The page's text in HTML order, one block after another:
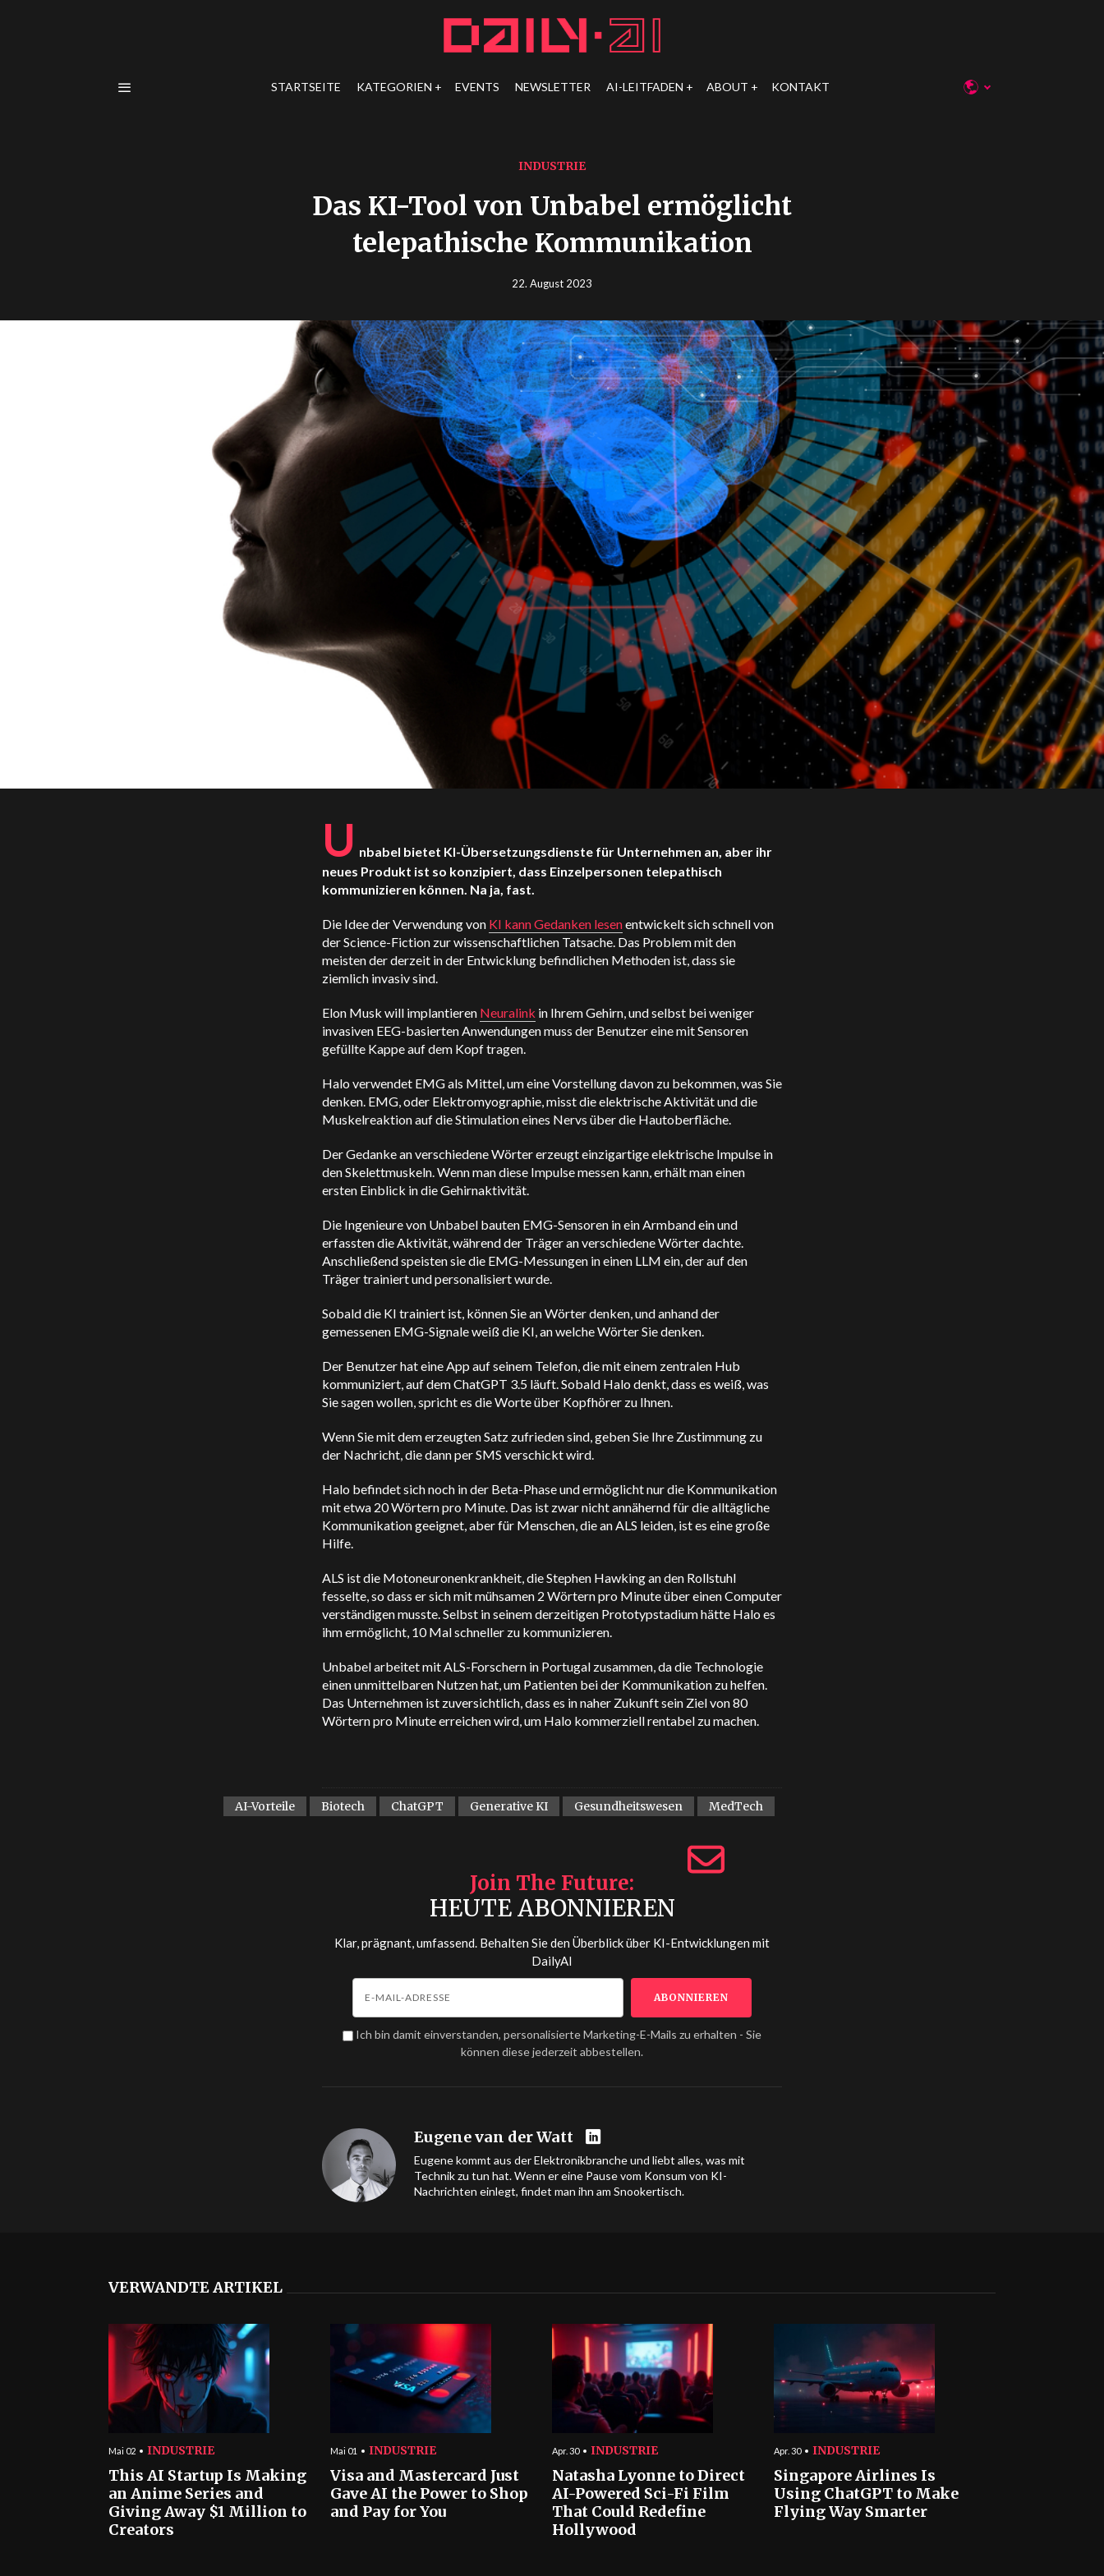
STARTSEITE KATEGORIEN EVENTS NEWSLETTER AI-LEITFADEN ABOUT KONTAKT
INDUSTRIE
Das KI-Tool von Unbabel ermöglicht
telepathische Kommunikation
22. August 2023
U nbabel bietet KI-Übersetzungsdienste für Unternehmen an, aber ihr
neues Produkt ist so konzipiert, dass Einzelpersonen telepathisch
kommunizieren können. Na ja, fast.
Die Idee der Verwendung von KI kann Gedanken lesenentwickelt sich schnell von
der Science-Fiction zur wissenschaftlichen Tatsache. Das Problem mit den
meisten der derzeit in der Entwicklung befindlichen Methoden ist, dass sie
ziemlich invasiv sind.
Elon Musk will implantieren Neuralink in Ihrem Gehirn, und selbst bei weniger
invasiven EEG-basierten Anwendungen muss der Benutzer eine mit Sensoren
gefüllte Kappe auf dem Kopf tragen.
Halo verwendet EMG als Mittel, um eine Vorstellung davon zu bekommen, was Sie
denken. EMG, oder Elektromyographie, misst die elektrische Aktivität und die
Muskelreaktion auf die Stimulation eines Nervs über die Hautoberfläche.
Der Gedanke an verschiedene Wörter erzeugt einzigartige elektrische Impulse in
den Skelettmuskeln. Wenn man diese Impulse messen kann, erhält man einen
ersten Einblick in die Gehirnaktivität.
Die Ingenieure von Unbabel bauten EMG-Sensoren in ein Armband ein und
erfassten die Aktivität, während der Träger an verschiedene Wörter dachte.
Anschließend speisten sie die EMG-Messungen in einen LLM ein, der auf den
Träger trainiert und personalisiert wurde.
Sobald die KI trainiert ist, können Sie an Wörter denken, und anhand der
gemessenen EMG-Signale weiß die KI, an welche Wörter Sie denken.
Der Benutzer hat eine App auf seinem Telefon, die mit einem zentralen Hub
kommuniziert, auf dem ChatGPT 3.5 läuft. Sobald Halo denkt, dass es weiß, was
Sie sagen wollen, spricht es die Worte über Kopfhörer zu Ihnen.
Wenn Sie mit dem erzeugten Satz zufrieden sind, geben Sie Ihre Zustimmung zu
der Nachricht, die dann per SMS verschickt wird.
Halo befindet sich noch in der Beta-Phase und ermöglicht nur die Kommunikation
mit etwa 20 Wörtern pro Minute. Das ist zwar nicht annähernd für die alltägliche
Kommunikation geeignet, aber für Menschen, die an ALS leiden, ist es eine große
Hilfe.
ALS ist die Motoneuronenkrankheit, die Stephen Hawking an den Rollstuhl
fesselte, so dass er sich mit mühsamen 2 Wörtern pro Minute über einen Computer
verständigen musste. Selbst in seinem derzeitigen Prototypstadium hätte Halo es
ihm ermöglicht, 10 Mal schneller zu kommunizieren.
Unbabel arbeitet mit ALS-Forschern in Portugal zusammen, da die Technologie
einen unmittelbaren Nutzen hat, um Patienten bei der Kommunikation zu helfen.
Das Unternehmen ist zuversichtlich, dass es in naher Zukunft sein Ziel von 80
Wörtern pro Minute erreichen wird, um Halo kommerziell rentabel zu machen.
AI-Vorteile Biotech ChatGPT Generative KI Gesundheitswesen MedTech
Join The Future
HEUTE ABONNIEREN
Klar, prägnant, umfassend. Behalten Sie den Überblick über KI-Entwicklungen mit
DailyAI
Ich bin damit einverstanden, personalisierte Marketing-E-Mails zu erhalten - Sie
können diese jederzeit abbestellen.
Eugene van der Watt
Eugene kommt aus der Elektronikbranche und liebt alles, was mit
Technik zu tun hat. Wenn er eine Pause vom Konsum von KI-
Nachrichten einlegt, findet man ihn am Snookertisch.
VERWANDTE ARTIKEL
Mai 02 INDUSTRIE
This AI Startup Is Making
an Anime Series and
Giving Away $1 Million to
Creators
Mai 01 INDUSTRIE
Visa and Mastercard Just
Gave AI the Power to Shop
and Pay for You
Apr. 30 INDUSTRIE
Natasha Lyonne to Direct
AI-Powered Sci-Fi Film
That Could Redefine
Hollywood
Apr. 30 INDUSTRIE
Singapore Airlines Is
Using ChatGPT to Make
Flying Way Smarter